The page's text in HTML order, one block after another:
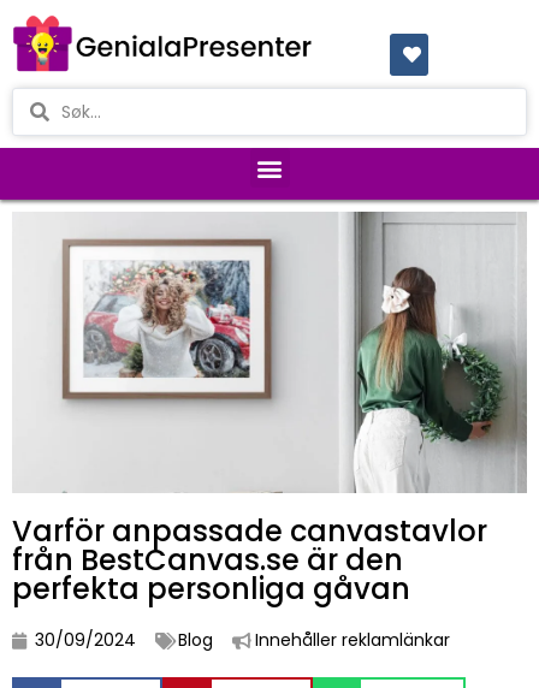
Varför anpassade canvastavlor
från BestCanvas.se är den
perfekta personliga gåvan
30/09/2024 Blog Innehåller reklamlänkar